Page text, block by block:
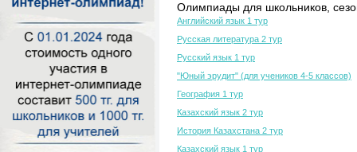
Олимпиады для школьников,
Английский язык 1 тур
Русская литература 2 тур
Русский язык 1 тур
"Юный эрудит" (для учеников 4-5 классов)
География 1 тур
Казахский язык 2 тур
История Казахстана 2 тур
Казахский язык 1 тур